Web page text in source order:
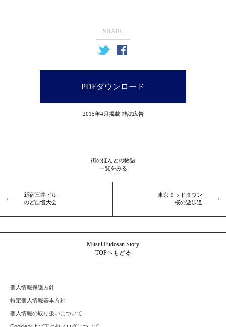
SHARE
PDFダウンロード
2015年4月掲載 雑誌広告
街のほんとの物語
一覧をみる
新宿三井ビル
のど自慢大会
東京ミッドタウン
桜の遊歩道
Mitsui Fudosan Story
TOPヘもどる
個人情報保護方針
特定個人情報基本方針
個人情報の取り扱いについて